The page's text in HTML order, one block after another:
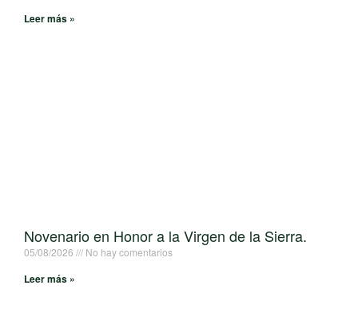
Leer más »
Novenario en Honor a la Virgen de la Sierra.
05/08/2026 No hay comentarios
Leer más »